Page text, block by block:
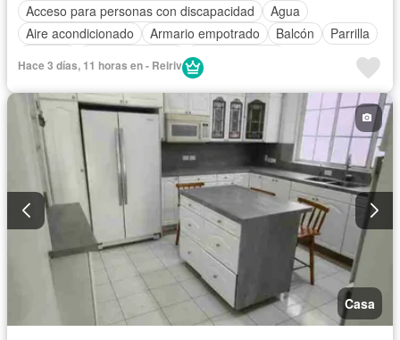
Acceso para personas con discapacidad
Agua
Aire acondicionado
Armario empotrado Balcón
Parrilla
Cocina integral
Cuarto de servicio
Estacionamiento
Gimnasio Garita de guardianía
Jardín
Patio
Piscina Seguridad Terraza
Vista panorámica
Completamente amoblado
Hace 3 días, 11 horas en - Reiriv
Casa